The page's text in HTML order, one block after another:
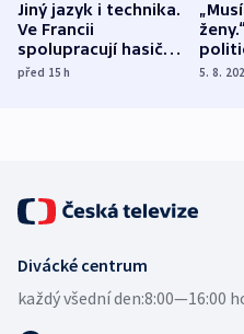
Jiný jazyk i technika.
Ve Francii
spolupracují hasiči z
různých zemí
před 15h 5. 8.
Divácké centrum
každý všední den:8:00—16:00